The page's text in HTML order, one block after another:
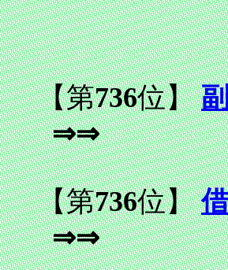
【第736位】
⇒⇒
【第736位】
⇒⇒